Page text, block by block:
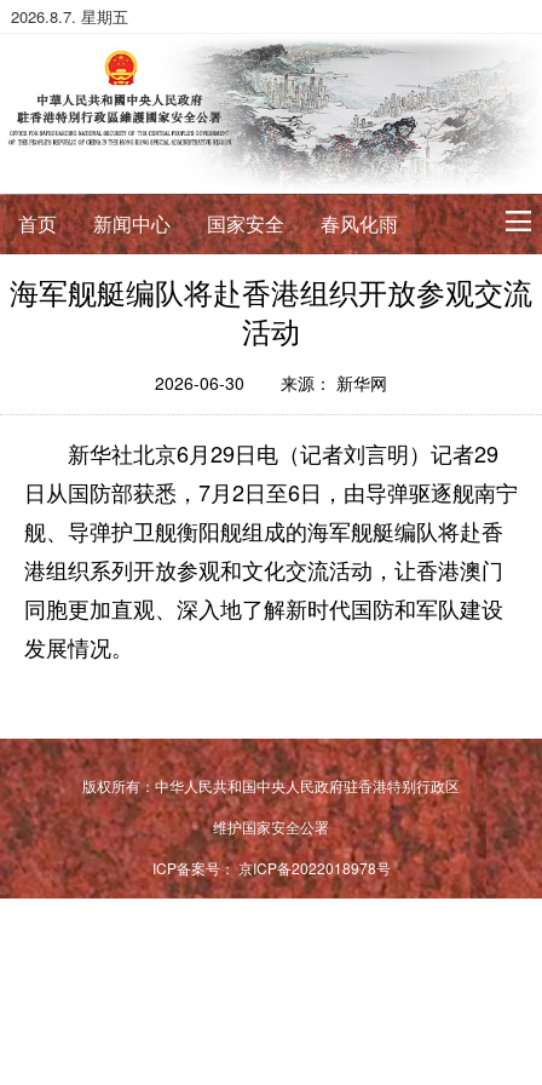
2026.8.7. 星期五
首页 新闻中心 国家安全 春风化雨
初心使命
署长寄语
法治典范
护航伟业 法政论丛 法治进行时
法律数据库
香港国安法
国安案例 环球视角
家国在怀
驻港情深
海军舰艇编队将赴香港组织开放参观交流
活动
2026-06-30 来源： 新华网
新华社北京6月29日电（记者刘言明）记者29
日从国防部获悉，7月2日至6日，由导弹驱逐舰南宁
舰、导弹护卫舰衡阳舰组成的海军舰艇编队将赴香
港组织系列开放参观和文化交流活动，让香港澳门
同胞更加直观、深入地了解新时代国防和军队建设
发展情况。
版权所有：中华人民共和国中央人民政府驻香港特别行政区
维护国家安全公署
ICP备案号：京ICP备2022018978号